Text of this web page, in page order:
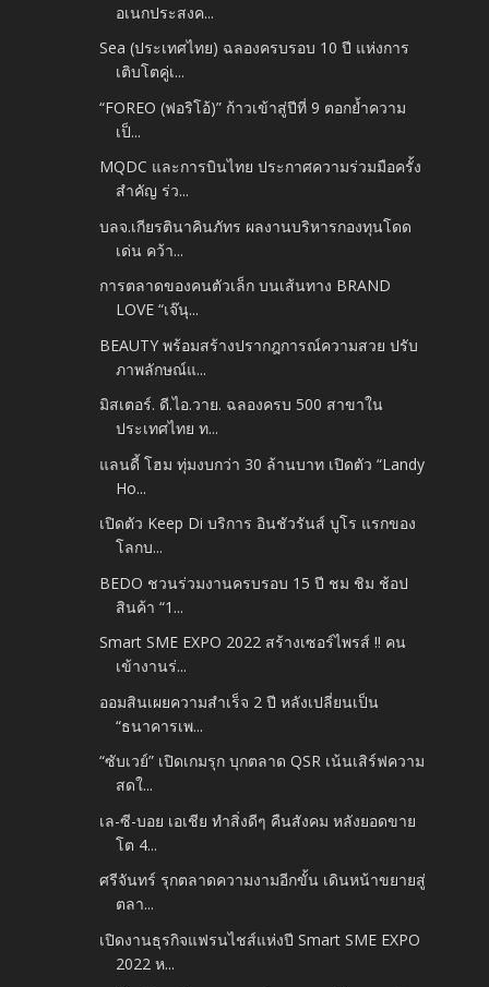
อเนกประสงค...
Sea (ประเทศไทย) ฉลองครบรอบ 10 ปี แห่งการ
เติบโตคู่เ...
“FOREO (ฟอริโอ้)” ก้าวเข้าสู่ปีที่ 9 ตอกย้ำความ
เป็...
MQDC และการบินไทย ประกาศความร่วมมือครั้ง
สำคัญ ร่ว...
บลจ.เกียรตินาคินภัทร ผลงานบริหารกองทุนโดด
เด่น คว้า...
การตลาดของคนตัวเล็ก บนเส้นทาง BRAND
LOVE “เจ๊นุ...
BEAUTY พร้อมสร้างปรากฎการณ์ความสวย ปรับ
ภาพลักษณ์แ...
มิสเตอร์. ดี.ไอ.วาย. ฉลองครบ 500 สาขาใน
ประเทศไทย ท...
แลนดี้ โฮม ทุ่มงบกว่า 30 ล้านบาท เปิดตัว “Landy
Ho...
เปิดตัว Keep Di บริการ อินชัวรันส์ บูโร แรกของ
โลกบ...
BEDO ชวนร่วมงานครบรอบ 15 ปี ชม ชิม ช้อป
สินค้า “1...
Smart SME EXPO 2022 สร้างเซอร์ไพรส์ !! คน
เข้างานร่...
ออมสินเผยความสำเร็จ 2 ปี หลังเปลี่ยนเป็น
“ธนาคารเพ...
“ซับเวย์” เปิดเกมรุก บุกตลาด QSR เน้นเสิร์ฟความ
สดใ...
เล-ซี-บอย เอเชีย ทำสิ่งดีๆ คืนสังคม หลังยอดขาย
โต 4...
ศรีจันทร์ รุกตลาดความงามอีกขั้น เดินหน้าขยายสู่
ตลา...
เปิดงานธุรกิจแฟรนไชส์แห่งปี Smart SME EXPO
2022 ห...